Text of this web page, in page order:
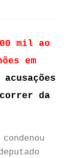
mil ao
em
da